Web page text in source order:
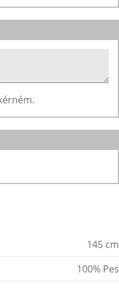
145 cm
100% Pes